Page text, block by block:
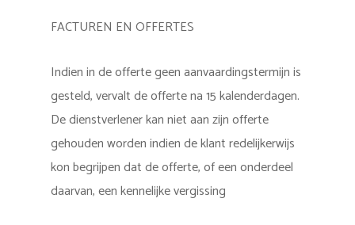
FACTUREN EN OFFERTES
Indien in de offerte geen aanvaardingstermijn is
gesteld, vervalt de offerte na 15 kalenderdagen.
De dienstverlener kan niet aan zijn offerte
gehouden worden indien de klant redelijkerwijs
kon begrijpen dat de offerte, of een onderdeel
daarvan, een kennelijke vergissing